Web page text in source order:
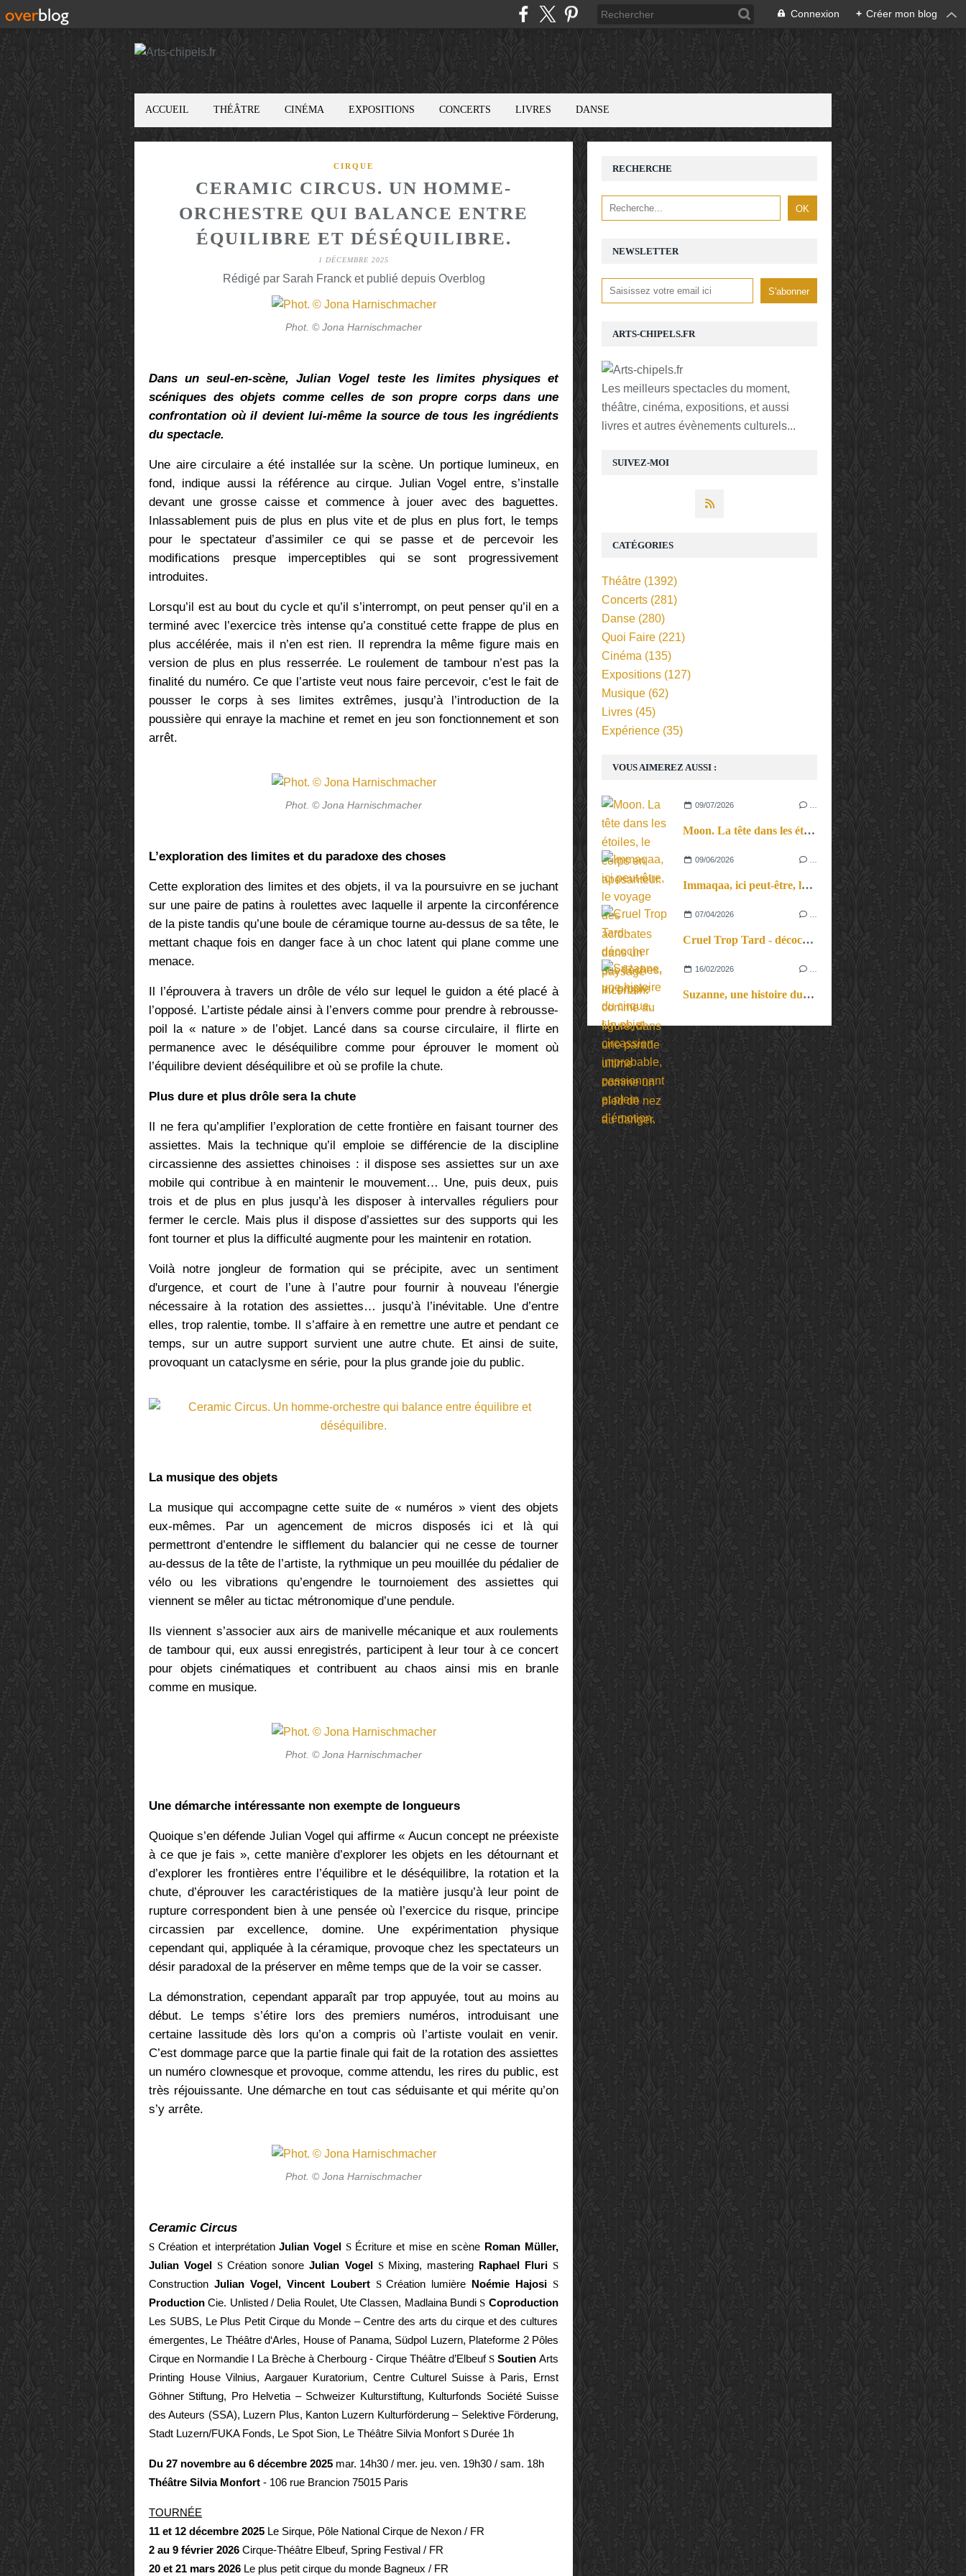
Connexion + Créer mon blog
ACCUEIL THÉÂTRE CINÉMA EXPOSITIONS CONCERTS LIVRES DANSE
CIRQUE
CERAMIC CIRCUS. UN HOMME-
ORCHESTRE QUI BALANCE ENTRE
ÉQUILIBRE ET DÉSÉQUILIBRE.
1 DÉCEMBRE 2025
Rédigé par Sarah Franck et publié depuis Overblog
Phot. © Jona Harnischmacher
Dans un seul-en-scène, Julian Vogel teste les limites physiques et
scéniques des objets comme celles de son propre corps dans une
confrontation où il devient lui-même la source de tous les ingrédients
du spectacle.
Une aire circulaire a été installée sur la scène. Un portique lumineux, en
fond, indique aussi la référence au cirque. Julian Vogel entre, s’installe
devant une grosse caisse et commence à jouer avec des baguettes.
Inlassablement puis de plus en plus vite et de plus en plus fort, le temps
pour le spectateur d’assimiler ce qui se passe et de percevoir les
modifications presque imperceptibles qui se sont progressivement
introduites.
Lorsqu’il est au bout du cycle et qu’il s’interrompt, on peut penser qu’il en a
terminé avec l’exercice très intense qu’a constitué cette frappe de plus en
plus accélérée, mais il n’en est rien. Il reprendra la même figure mais en
version de plus en plus resserrée. Le roulement de tambour n’est pas la
finalité du numéro. Ce que l’artiste veut nous faire percevoir, c'est le fait de
pousser le corps à ses limites extrêmes, jusqu’à l’introduction de la
poussière qui enraye la machine et remet en jeu son fonctionnement et son
arrêt.
Phot. © Jona Harnischmacher
L’exploration des limites et du paradoxe des choses
Cette exploration des limites et des objets, il va la poursuivre en se juchant
sur une paire de patins à roulettes avec laquelle il arpente la circonférence
de la piste tandis qu’une boule de céramique tourne au-dessus de sa tête, le
mettant chaque fois en danger face à un choc latent qui plane comme une
menace.
Il l’éprouvera à travers un drôle de vélo sur lequel le guidon a été placé à
l’opposé. L’artiste pédale ainsi à l’envers comme pour prendre à rebrousse-
poil la « nature » de l’objet. Lancé dans sa course circulaire, il flirte en
permanence avec le déséquilibre comme pour éprouver le moment où
l’équilibre devient déséquilibre et où se profile la chute.
Plus dure et plus drôle sera la chute
Il ne fera qu’amplifier l’exploration de cette frontière en faisant tourner des
assiettes. Mais la technique qu’il emploie se différencie de la discipline
circassienne des assiettes chinoises : il dispose ses assiettes sur un axe
mobile qui contribue à en maintenir le mouvement… Une, puis deux, puis
trois et de plus en plus jusqu’à les disposer à intervalles réguliers pour
fermer le cercle. Mais plus il dispose d’assiettes sur des supports qui les
font tourner et plus la difficulté augmente pour les maintenir en rotation.
Voilà notre jongleur de formation qui se précipite, avec un sentiment
d'urgence, et court de l’une à l’autre pour fournir à nouveau l'énergie
nécessaire à la rotation des assiettes… jusqu’à l’inévitable. Une d’entre
elles, trop ralentie, tombe. Il s’affaire à en remettre une autre et pendant ce
temps, sur un autre support survient une autre chute. Et ainsi de suite,
provoquant un cataclysme en série, pour la plus grande joie du public.
La musique des objets
La musique qui accompagne cette suite de « numéros » vient des objets
eux-mêmes. Par un agencement de micros disposés ici et là qui
permettront d’entendre le sifflement du balancier qui ne cesse de tourner
au-dessus de la tête de l’artiste, la rythmique un peu mouillée du pédalier de
vélo ou les vibrations qu’engendre le tournoiement des assiettes qui
viennent se mêler au tictac métronomique d’une pendule.
Ils viennent s’associer aux airs de manivelle mécanique et aux roulements
de tambour qui, eux aussi enregistrés, participent à leur tour à ce concert
pour objets cinématiques et contribuent au chaos ainsi mis en branle
comme en musique.
Phot. © Jona Harnischmacher
Une démarche intéressante non exempte de longueurs
Quoique s’en défende Julian Vogel qui affirme « Aucun concept ne préexiste
à ce que je fais », cette manière d’explorer les objets en les détournant et
d’explorer les frontières entre l’équilibre et le déséquilibre, la rotation et la
chute, d’éprouver les caractéristiques de la matière jusqu’à leur point de
rupture correspondent bien à une pensée où l’exercice du risque, principe
circassien par excellence, domine. Une expérimentation physique
cependant qui, appliquée à la céramique, provoque chez les spectateurs un
désir paradoxal de la préserver en même temps que de la voir se casser.
La démonstration, cependant apparaît par trop appuyée, tout au moins au
début. Le temps s’étire lors des premiers numéros, introduisant une
certaine lassitude dès lors qu’on a compris où l’artiste voulait en venir.
C’est dommage parce que la partie finale qui fait de la rotation des assiettes
un numéro clownesque et provoque, comme attendu, les rires du public, est
très réjouissante. Une démarche en tout cas séduisante et qui mérite qu’on
s’y arrête.
Phot. © Jona Harnischmacher
Ceramic Circus
S Création et interprétationJulian Vogel S Écriture et mise en scène Roman Müller,
Julian Vogel S Création sonoreJulian Vogel S Mixing, mastering Raphael Fluri S
Construction Julian Vogel, Vincent Loubert S Création lumière Noémie Hajosi S
Production Cie. Unlisted / Delia Roulet, Ute Classen, Madlaina Bundi S Coproduction
Les SUBS, Le Plus Petit Cirque du Monde – Centre des arts du cirque et des cultures
émergentes, Le Théâtre d‘Arles, House of Panama, Südpol Luzern, Plateforme 2 Pôles
Cirque en Normandie I La Brèche à Cherbourg - Cirque Théâtre d’Elbeuf S Soutien Arts
Printing House Vilnius, Aargauer Kuratorium, Centre Culturel Suisse à Paris, Ernst
Göhner Stiftung, Pro Helvetia – Schweizer Kulturstiftung, Kulturfonds Société Suisse
des Auteurs (SSA), Luzern Plus, Kanton Luzern Kulturförderung – Selektive Förderung,
Stadt Luzern/FUKA Fonds, Le Spot Sion, Le Théâtre Silvia Monfort S Durée 1h
Du 27 novembre au 6 décembre 2025 mar. 14h30 / mer. jeu. ven. 19h30 / sam. 18h
Théâtre Silvia Monfort - 106 rue Brancion 75015 Paris
TOURNÉE
11 et 12 décembre 2025 Le Sirque, Pôle National Cirque de Nexon / FR
2 au 9 février 2026 Cirque-Théâtre Elbeuf, Spring Festival / FR
20 et 21 mars 2026 Le plus petit cirque du monde Bagneux / FR
NEWSLETTER
SUIVEZ-MOI
RECHERCHE
ARTS-CHIPELS.FR
Les meilleurs spectacles du moment,
théâtre, cinéma, expositions, et aussi
livres et autres évènements culturels...
VOUS AIMEREZ AUSSI :
09/07/2026
Moon. La tête dans les étoiles, le corps en apesanteur.
09/06/2026
Immaqaa, ici peut-être, le voyage des acrobates dans un paysage incertain.
07/04/2026
Cruel Trop Tard - décocher ses flèches, au propre comme au figuré, dans une parade ultime comme un pied de nez au danger.
16/02/2026
Suzanne, une histoire du cirque. Un objet circassien improbable, passionnant et plein d’émotion.
CATÉGORIES
Théâtre (1392)
Concerts (281)
Danse (280)
Quoi Faire (221)
Cinéma (135)
Expositions (127)
Musique (62)
Livres (45)
Expérience (35)